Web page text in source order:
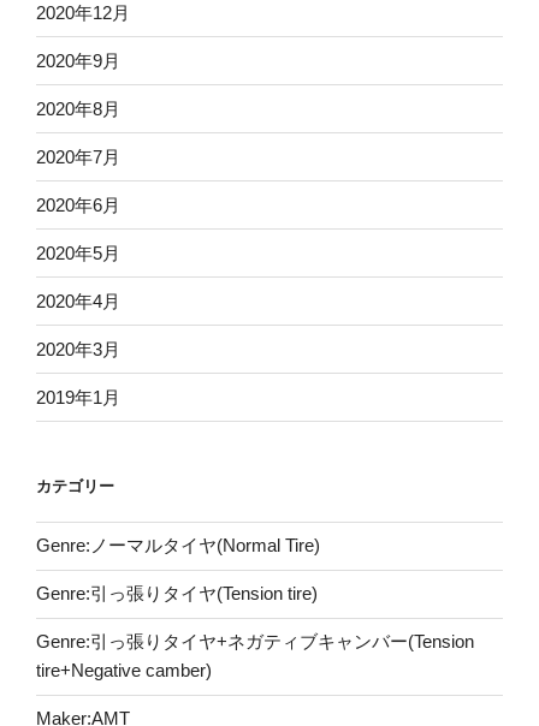
2020年12月
2020年9月
2020年8月
2020年7月
2020年6月
2020年5月
2020年4月
2020年3月
2019年1月
カテゴリー
Genre:ノーマルタイヤ(Normal Tire)
Genre:引っ張りタイヤ(Tension tire)
Genre:引っ張りタイヤ+ネガティブキャンバー(Tension
tire+Negative camber)
Maker:AMT